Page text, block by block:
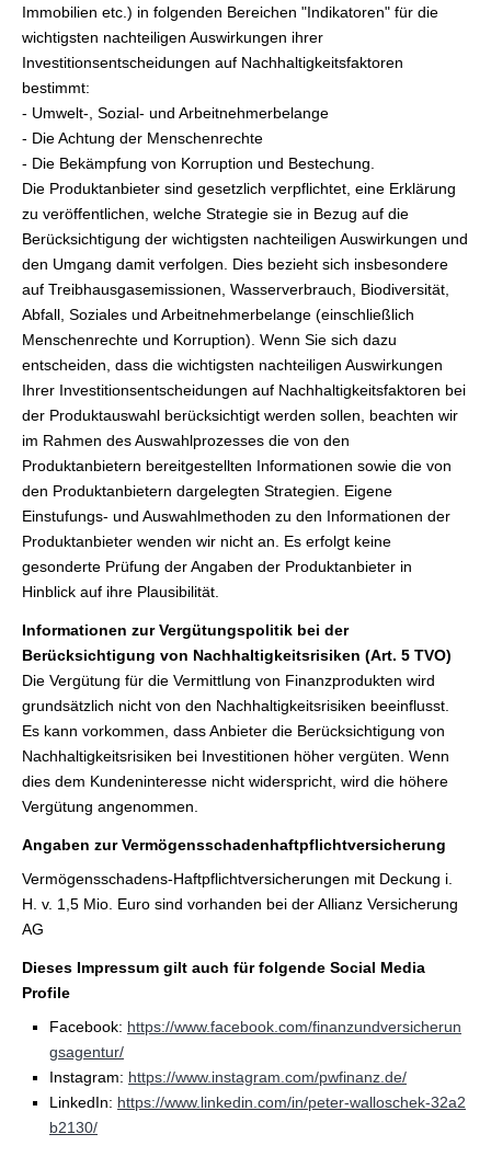
Immobilien etc.) in folgenden Bereichen "Indikatoren" für die
wichtigsten nachteiligen Auswirkungen ihrer
Investitionsentscheidungen auf Nachhaltigkeitsfaktoren
bestimmt:
- Umwelt-, Sozial- und Arbeitnehmerbelange
- Die Achtung der Menschenrechte
- Die Bekämpfung von Korruption und Bestechung.
Die Produktanbieter sind gesetzlich verpflichtet, eine Erklärung
zu veröffentlichen, welche Strategie sie in Bezug auf die
Berücksichtigung der wichtigsten nachteiligen Auswirkungen und
den Umgang damit verfolgen. Dies bezieht sich insbesondere
auf Treibhausgasemissionen, Wasserverbrauch, Biodiversität,
Abfall, Soziales und Arbeitnehmerbelange (einschließlich
Menschenrechte und Korruption). Wenn Sie sich dazu
entscheiden, dass die wichtigsten nachteiligen Auswirkungen
Ihrer Investitionsentscheidungen auf Nachhaltigkeitsfaktoren bei
der Produktauswahl berücksichtigt werden sollen, beachten wir
im Rahmen des Auswahlprozesses die von den
Produktanbietern bereitgestellten Informationen sowie die von
den Produktanbietern dargelegten Strategien. Eigene
Einstufungs- und Auswahlmethoden zu den Informationen der
Produktanbieter wenden wir nicht an. Es erfolgt keine
gesonderte Prüfung der Angaben der Produktanbieter in
Hinblick auf ihre Plausibilität.
Informationen zur Vergütungspolitik bei der
Berücksichtigung von Nachhaltigkeitsrisiken (Art. 5 TVO)
Die Vergütung für die Vermittlung von Finanzprodukten wird
grundsätzlich nicht von den Nachhaltigkeitsrisiken beeinflusst.
Es kann vorkommen, dass Anbieter die Berücksichtigung von
Nachhaltigkeitsrisiken bei Investitionen höher vergüten. Wenn
dies dem Kundeninteresse nicht widerspricht, wird die höhere
Vergütung angenommen.
Angaben zur Vermögensschadenhaftpflichtversicherung
Vermögensschadens-Haft­pflichtversicherungen mit Deckung i.
H. v. 1,5 Mio. Euro sind vorhanden bei der Allianz Versicherung
AG
Dieses Impressum gilt auch für folgende Social Media
Profile
Facebook: https://www.facebook.com/finanzundversicherun
gsagentur/
Instagram: https://www.instagram.com/pwfinanz.de/
LinkedIn: https://www.linkedin.com/in/peter-walloschek-32a2
b2130/